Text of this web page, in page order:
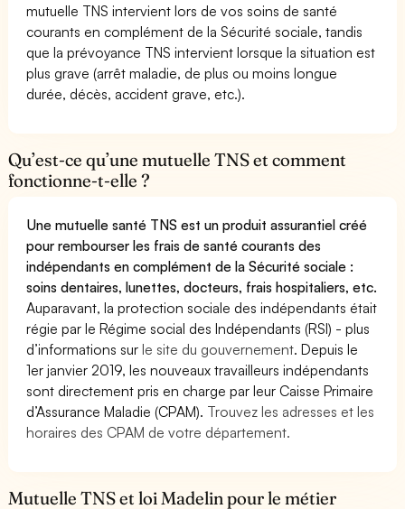
mutuelle TNS intervient lors de vos soins de santé
courants en complément de la Sécurité sociale, tandis
que la prévoyance TNS intervient lorsque la situation est
plus grave (arrêt maladie, de plus ou moins longue
durée, décès, accident grave, etc.).
Qu’est-ce qu’une mutuelle TNS et comment
fonctionne-t-elle ?
Une mutuelle santé TNS est un produit assurantiel créé
pour rembourser les frais de santé courants des
indépendants en complément de la Sécurité sociale :
soins dentaires, lunettes, docteurs, frais hospitaliers, etc.
Auparavant, la protection sociale des indépendants était
régie par le Régime social des Indépendants (RSI) - plus
d’informations surle site du gouvernement. Depuis le
1er janvier 2019, les nouveaux travailleurs indépendants
sont directement pris en charge par leur Caisse Primaire
d’Assurance Maladie (CPAM). Trouvez les adresses et les
horaires des CPAM de votre département.
Mutuelle TNS et loi Madelin pour le métier